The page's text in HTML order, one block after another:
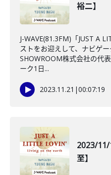
裕二】
J-WAVE(81.3FM)「JUST A
ストをお迎えして、ナビゲ
SHOWROOM株式会社の代
ーク1日...
2023.11.21 |00:07:19
2023/
至】